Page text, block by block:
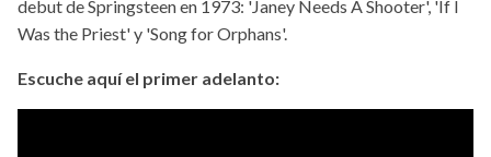
debut de Springsteen en 1973: 'Janey Needs A Shooter', 'If I
Was the Priest' y 'Song for Orphans'.
Escuche aquí el primer adelanto: